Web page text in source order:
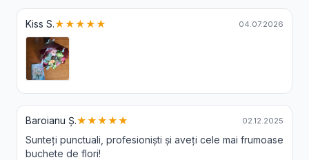
Kiss S.★★★★★ 04.07.2026
Baroianu Ș.★★★★★ 02.12.2025
Sunteți punctuali, profesioniști și aveți cele mai frumoase
buchete de flori!